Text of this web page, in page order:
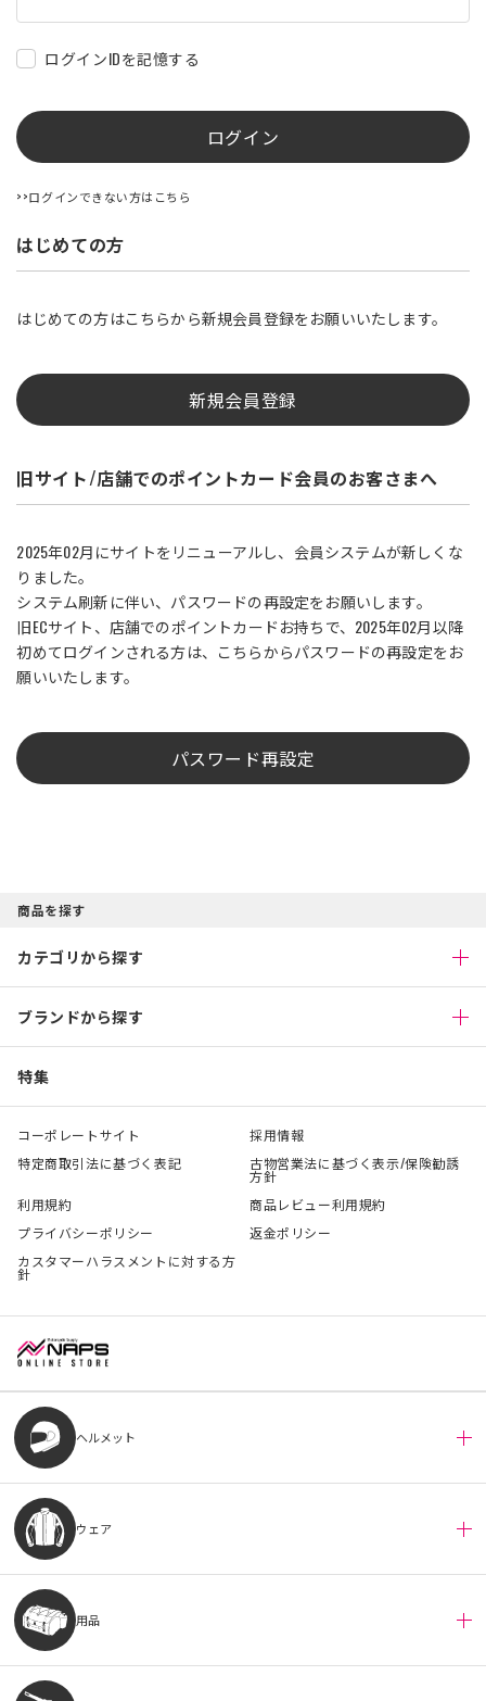
ログインIDを記憶する
ログイン
>>ログインできない方はこちら
はじめての方
はじめての方はこちらから新規会員登録をお願いいたします。
新規会員登録
旧サイト/店舗でのポイントカード会員のお客さまへ
2025年02月にサイトをリニューアルし、会員システムが新しくな
りました。
システム刷新に伴い、パスワードの再設定をお願いします。
旧ECサイト、店舗でのポイントカードお持ちで、2025年02月以降
初めてログインされる方は、こちらからパスワードの再設定をお
願いいたします。
パスワード再設定
商品を探す
カテゴリから探す
ブランドから探す
特集
コーポレートサイト
採用情報
特定商取引法に基づく表記
古物営業法に基づく表示/保険勧誘
方針
利用規約
商品レビュー利用規約
プライバシーポリシー
返金ポリシー
カスタマーハラスメントに対する方
針
ヘルメット
ウェア
用品